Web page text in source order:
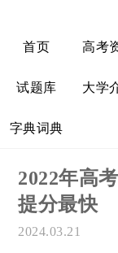
首页 高考
试题库 大学
字典词典
2022年高
提分最快
2024.03.21